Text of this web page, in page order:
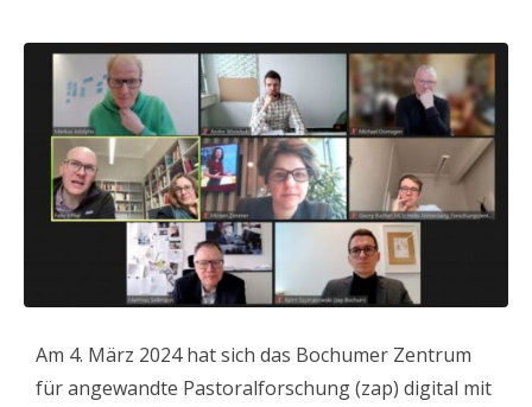
Am 4. März 2024 hat sich das Bochumer Zentrum
für angewandte Pastoralforschung (zap) digital mit